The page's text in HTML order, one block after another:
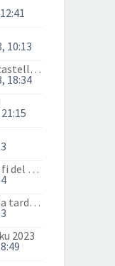
10:13
Kimetsu no Yaiba 4: El castell Infinit
18:34
Frieren: Més enllà de la fi del viatge (anime)
Migi to Dali [Temporada tardor 2023]
2023